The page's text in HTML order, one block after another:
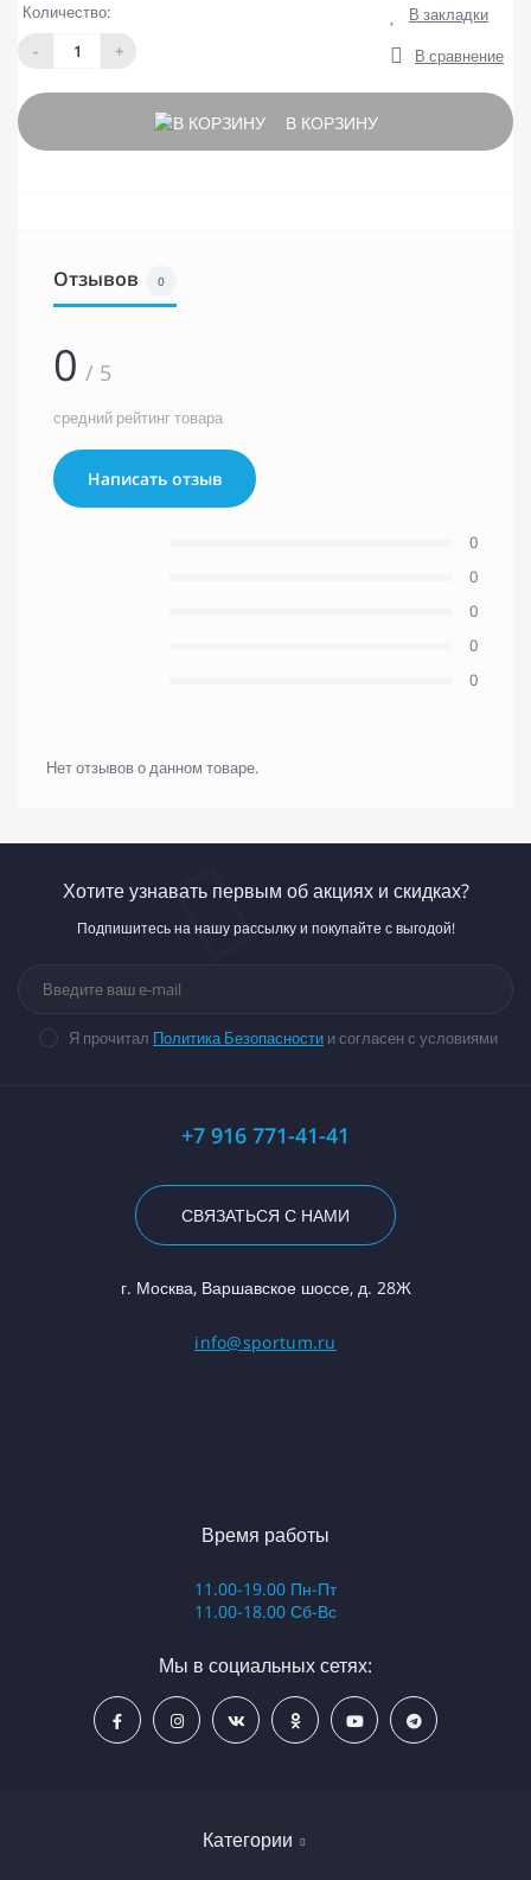
Количество:
-
+
В закладки
В сравнение
В КОРЗИНУ
Отзывов 0
0 / 5
средний рейтинг товара
Написать отзыв
0
0
0
0
0
Нет отзывов о данном товаре.
Хотите узнавать первым об акциях и скидках?
Подпишитесь на нашу рассылку и покупайте с выгодой!
Я прочитал Политика Безопасности и согласен с условиями
+7 916 771-41-41
СВЯЗАТЬСЯ С НАМИ
г. Москва, Варшавское шоссе, д. 28Ж
info@sportum.ru
Категории
Время работы
11.00-19.00 Пн-Пт
11.00-18.00 Сб-Вс
Мы в социальных сетях: